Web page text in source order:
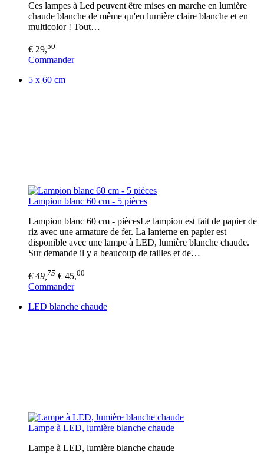
Ces lampes à Led peuvent être mises en marche en lumière
chaude blanche de même qu'en lumière claire blanche et en
multicolor ! Tout…
€ 29,50
Commander
5 x 60 cm
Lampion blanc 60 cm - 5 pièces
Lampion blanc 60 cm - piècesLe lampion est fait de papier de
riz avec une armature de fer. La lanterne en papier est
disponible avec une lampe à LED, lumière blanche chaude.
Sur demande il y a beaucoup de tailles et de…
€ 49, 75 € 45,00
Commander
LED blanche chaude
Lampe à LED, lumière blanche chaude
Lampe à LED, lumière blanche chaude